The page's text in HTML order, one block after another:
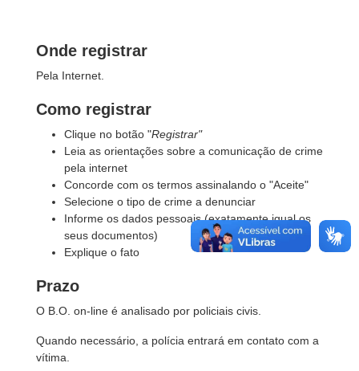
Onde registrar
Pela Internet.
Como registrar
Clique no botão "Registrar"
Leia as orientações sobre a comunicação de crime
pela internet
Concorde com os termos assinalando o "Aceite"
Selecione o tipo de crime a denunciar
Informe os dados pessoais (exatamente igual os
seus documentos)
Explique o fato
Prazo
O B.O. on-line é analisado por policiais civis.
Quando necessário, a polícia entrará em contato com a
vítima.